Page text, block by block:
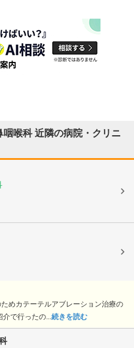
咽喉科近隣の病院・クリニ
めカテーテルアブレーション治療の
で行ったの... 続きを読む